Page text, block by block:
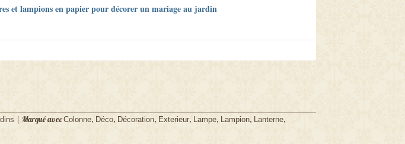
et lampions en papier pour décorer un mariage au jardin
| Marqué avec Colonne, Déco, Décoration, Exterieur, Lampe, Lampion, Lanterne,